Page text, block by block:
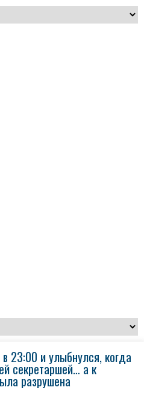
23:00 и улыбнулся, когда
секретаршей… а к
разрушена